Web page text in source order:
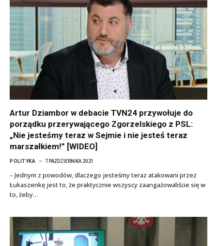
Artur Dziambor w debacie TVN24 przywołuje do
porządku przerywającego Zgorzelskiego z PSL:
„Nie jesteśmy teraz w Sejmie i nie jesteś teraz
marszałkiem!” [WIDEO]
POLITYKA 7 PAŹDZIERNIKA 2021
– Jednym z powodów, dlaczego jesteśmy teraz atakowani przez
Łukaszenkę jest to, że praktycznie wszyscy zaangażowaliście się w
to, żeby…